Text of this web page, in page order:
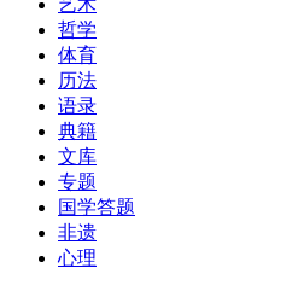
艺术
哲学
体育
历法
语录
典籍
文库
专题
国学答题
非遗
心理